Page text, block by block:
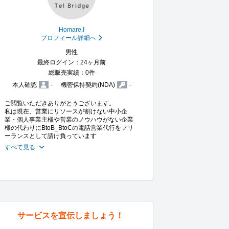
Homare.I
プロフィール詳細へ
男性
最終ログイン：24ヶ月前
総販売実績：0件
本人確認
- 機密保持契約(NDA) -
ご閲覧いただきありがとうございます。
私は現在、営業にリソースが割けない中小企
業・個人事業主様や営業のノウハウがない企業
様の代わりにBtoB_BtoCの電話営業代行をフリ
ーランスとして請け負っています
すべて見る
サービスを宣伝しましょう！